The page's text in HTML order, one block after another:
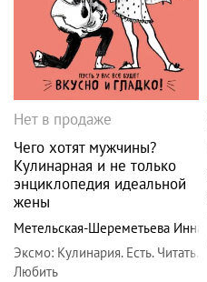
Нет в продаже
Чего хотят мужчины?
Кулинарная и не только
энциклопедия идеальной
жены
Метельская-Шереметьева Инна
Эксмо: Кулинария. Есть. Читать.
Любить